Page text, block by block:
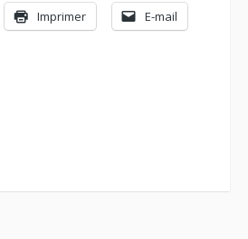
Imprimer E-mail